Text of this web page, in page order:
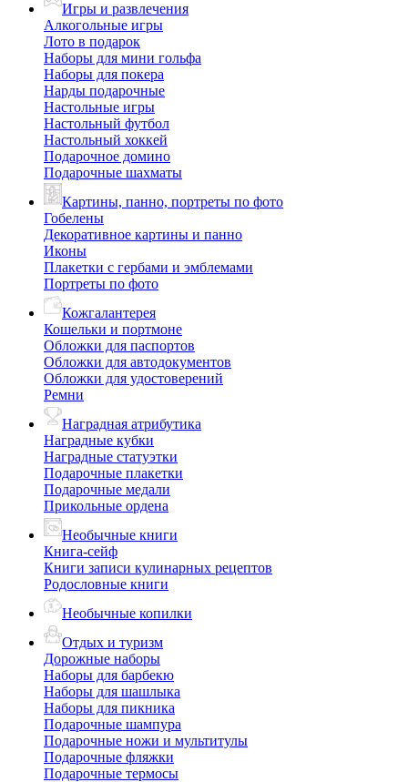
Игры и развлечения
Алкогольные игры
Лото в подарок
Наборы для мини гольфа
Наборы для покера
Нарды подарочные
Настольные игры
Настольный футбол
Настольный хоккей
Подарочное домино
Подарочные шахматы
Картины, панно, портреты по фото
Гобелены
Декоративное картины и панно
Иконы
Плакетки с гербами и эмблемами
Портреты по фото
Кожгалантерея
Кошельки и портмоне
Обложки для паспортов
Обложки для автодокументов
Обложки для удостоверений
Ремни
Наградная атрибутика
Наградные кубки
Наградные статуэтки
Подарочные плакетки
Подарочные медали
Прикольные ордена
Необычные книги
Книга-сейф
Книги записи кулинарных рецептов
Родословные книги
Необычные копилки
Отдых и туризм
Дорожные наборы
Наборы для барбекю
Наборы для шашлыка
Наборы для пикника
Подарочные шампура
Подарочные ножи и мультитулы
Подарочные фляжки
Подарочные термосы